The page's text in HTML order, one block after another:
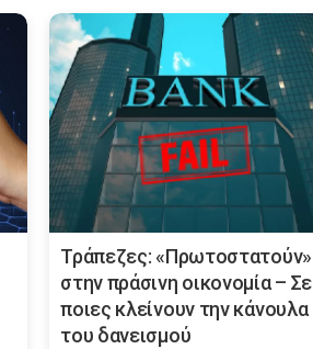
Τράπεζες: «Πρωτοστατούν»
στην πράσινη οικονομία – Σε
ποιες κλείνουν την κάνουλα
του δανεισμού